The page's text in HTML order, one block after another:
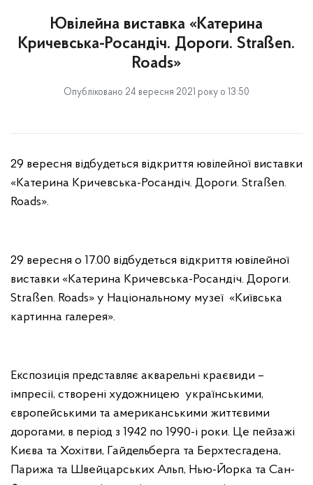
Ювілейна виставка «Катерина
Кричевська-Росандіч. Дороги. Straßen.
Roads»
Опубліковано 24 вересня 2021 року о 13:50
29 вересня відбудеться відкриття ювілейної виставки
«Катерина Кричевська-Росандіч. Дороги. Straßen.
Roads».
29 вересня о 17.00 відбудеться відкриття ювілейної
виставки «Катерина Кричевська-Росандіч. Дороги.
Straßen. Roads» у Національному музеї «Київська
картинна галерея».
Експозиція представляє акварельні краєвиди –
імпресії, створені художницею українськими,
європейськими та американськими життєвими
дорогами, в період з 1942 по 1990-і роки. Це пейзажі
Києва та Хохітви, Гайдельберга та Берхтесгадена,
Парижа та Швейцарських Альп, Нью-Йорка та Сан-